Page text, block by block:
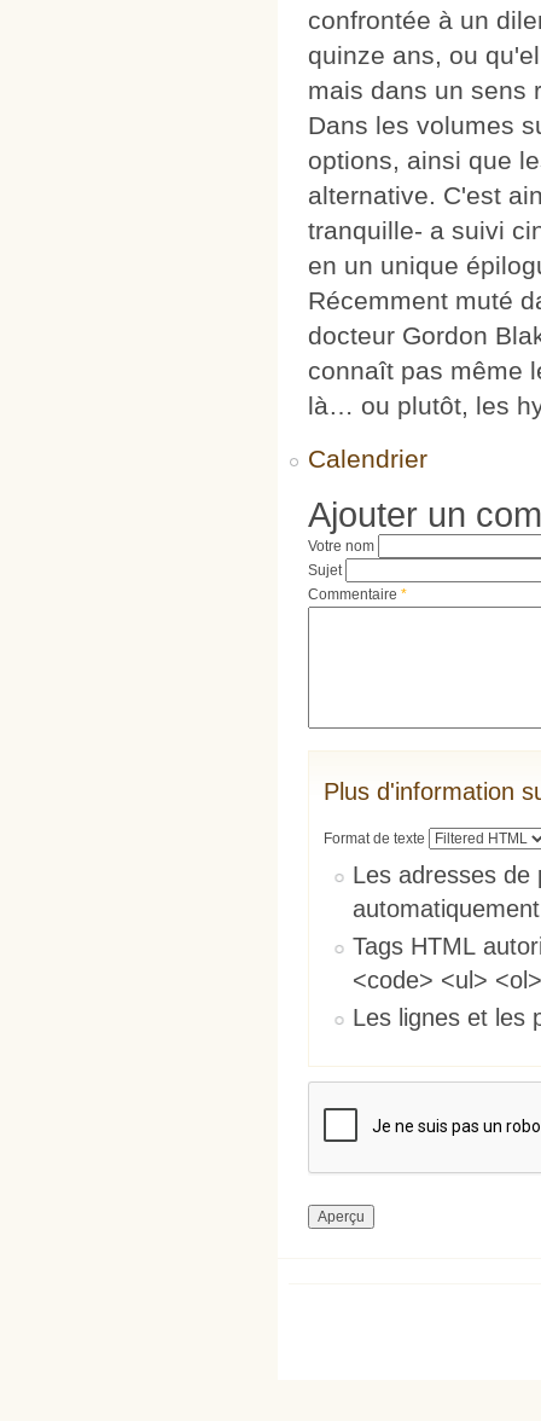
confrontée à un
quinze ans, ou
mais dans un sens
Dans les volumes
options, ainsi que
alternative. C'est
tranquille- a suivi
en un unique
Récemment muté
docteur Gordon
connaît pas même
là… ou plutôt, les
Calendrier
Ajouter un
Votre nom
Sujet
Commentaire *
Plus d'information
Format de texte
Les adresses de
Tags HTML
<code> <ul>
Les lignes et les